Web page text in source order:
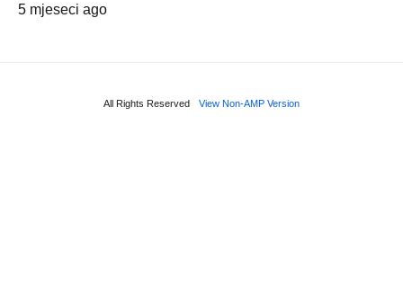
5 mjeseci ago
All Rights Reserved View Non-AMP Version